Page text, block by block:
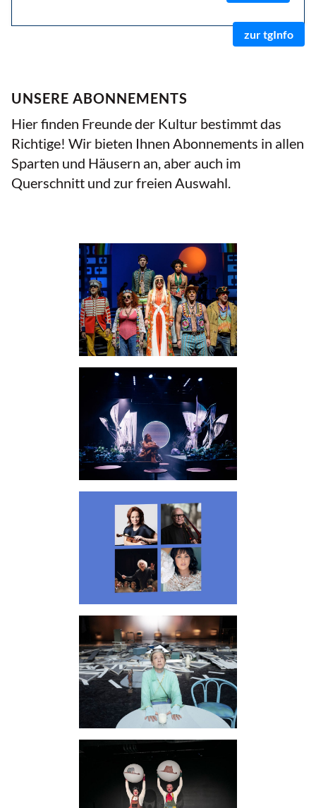
zur tgInfo
UNSERE ABONNEMENTS
Hier finden Freunde der Kultur bestimmt das
Richtige! Wir bieten Ihnen Abonnements in allen
Sparten und Häusern an, aber auch im
Querschnitt und zur freien Auswahl.
Oper / Ballett / Tanz
Schauspiel
Konzerte
Querschnitt